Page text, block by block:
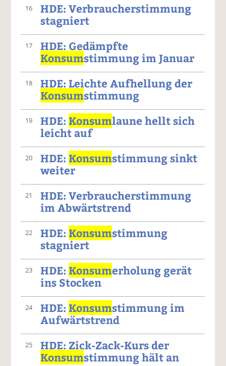
16
HDE: Verbraucherstimmung
stagniert
17
HDE: Gedämpfte
Konsumstimmung im Januar
18
HDE: Leichte Aufhellung der
Konsumstimmung
19 HDE:Konsumlaune hellt sich
leicht auf
20 HDE:Konsumstimmung sinkt
weiter
21
HDE: Verbraucherstimmung
im Abwärtstrend
22 HDE:Konsumstimmung
stagniert
23 HDE:Konsumerholung gerät
ins Stocken
24 HDE:Konsumstimmung im
Aufwärtstrend
25
HDE: Zick-Zack-Kurs der
Konsumstimmung hält an